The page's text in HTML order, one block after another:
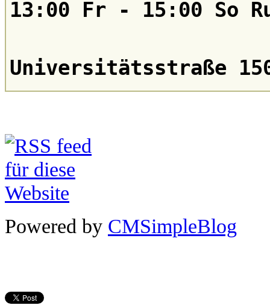
13:00 Fr - 15:00 So
Universitätsstraße
Powered by CMSimpleBlog